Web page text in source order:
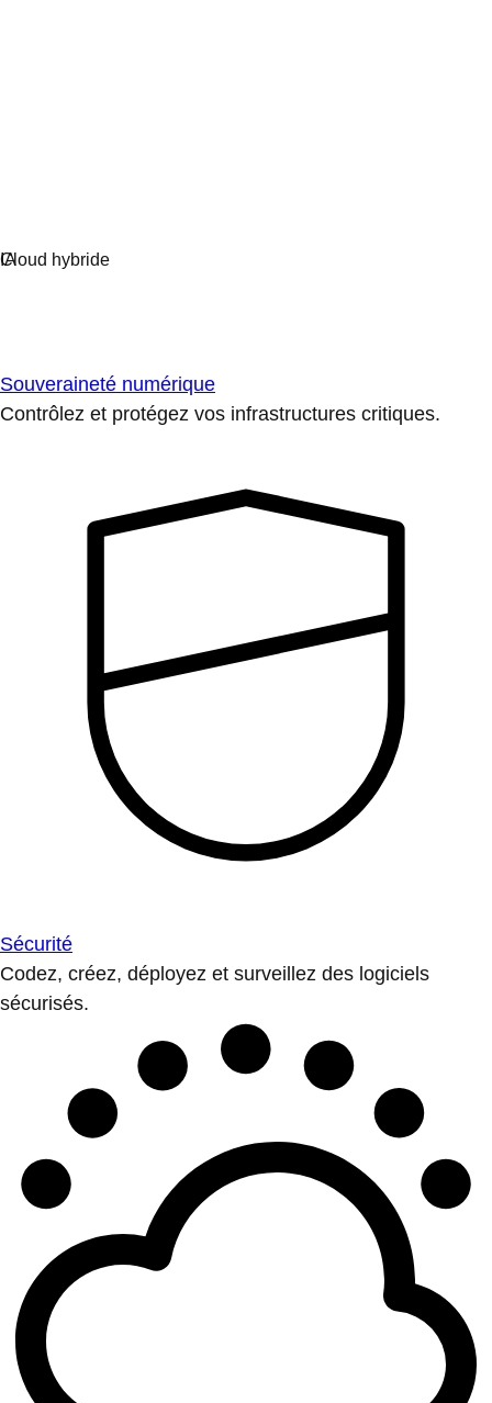
Souveraineté numérique
Contrôlez et protégez vos infrastructures critiques.
Sécurité
Codez, créez, déployez et surveillez des logiciels
sécurisés.